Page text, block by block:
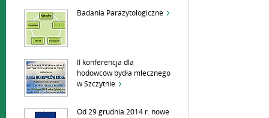
Badania Parazytologiczne
II konferencja dla
hodowców bydła mlecznego
w Szczytnie
Od 29 grudnia 2014 r. nowe